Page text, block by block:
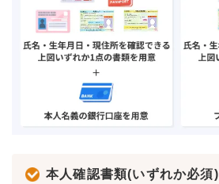
本人確認書類(いずれか必須)